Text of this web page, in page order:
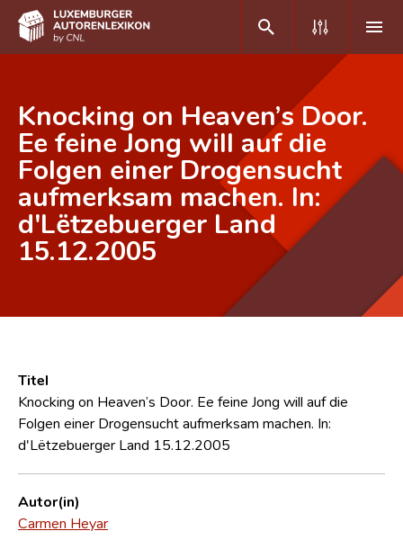
DE FR
Home
Autor(inn)en A-Z
Erweiterte Suche
CNL
Kontakt
Knocking on Heaven’s Door.
Ee feine Jong will auf die
Folgen einer Drogensucht
aufmerksam machen. In:
d'Lëtzebuerger Land
15.12.2005
Titel
Knocking on Heaven’s Door. Ee feine Jong will auf die
Folgen einer Drogensucht aufmerksam machen. In:
d'Lëtzebuerger Land 15.12.2005
Autor(in)
Carmen Heyar